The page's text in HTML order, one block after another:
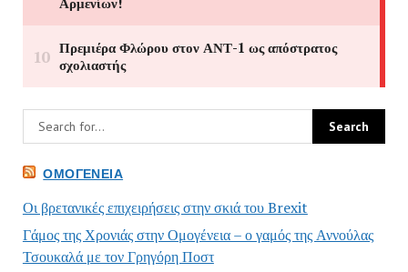
ΟΜΟΓΈΝΕΙΑ
Οι βρετανικές επιχειρήσεις στην σκιά του Brexit
Γάμος της Χρονιάς στην Ομογένεια – ο γαμός της Αννούλας
Τσουκαλά με τον Γρηγόρη Ποστ